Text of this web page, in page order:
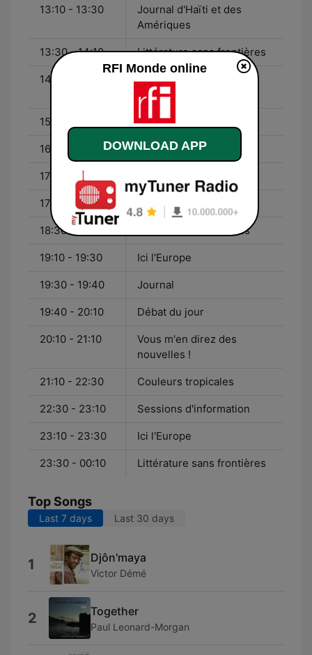
13:10 - 13:30
Journal d'Haïti et des
Amériques
13:30 - 14:10 Littérature sans frontières
14:10 - 15:10
Vous m'en direz des
nouvelles !
15:10 - 16:10 C'est pas du vent
16:10 - 17:10 Radio foot internationale
17:10 - 17:40
17:40 - 18:30 Accents d'Europe
18:30 - 19:10 Session d'informations
19:10 - 19:30 Ici l'Europe
19:30 - 19:40 Journal
19:40 - 20:10 Débat du jour
20:10 - 21:10
Vous m'en direz des
nouvelles !
21:10 - 22:30 Couleurs tropicales
22:30 - 23:10 Sessions d'information
23:10 - 23:30 Ici l'Europe
23:30 - 00:10 Littérature sans frontières
Top Songs
Last 7 days Last 30 days
1 Djôn'maya
Victor Démé
2 Together
Paul Leonard-Morgan
RFI Monde online
DOWNLOAD APP